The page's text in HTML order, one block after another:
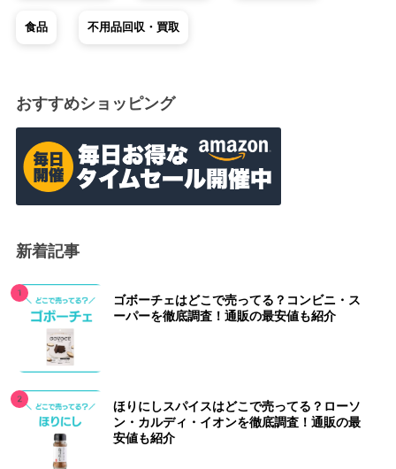
食品 不用品回収・買取
おすすめショッピング
新着記事
ゴボーチェはどこで売ってる？コンビニ・ス
ーパーを徹底調査！通販の最安値も紹介
ほりにしスパイスはどこで売ってる？ローソ
ン・カルディ・イオンを徹底調査！通販の最
安値も紹介